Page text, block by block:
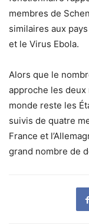
membres de
similaires aux
et le Virus Ebola.
Alors que le
approche les
monde reste les
suivis de quatre
France et
grand nombre de